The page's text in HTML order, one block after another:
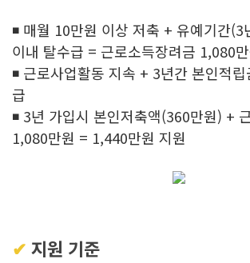
◾ 매월 10만원 이상 저축 + 유예기간(3
이내 탈수급 = 근로소득장려금 1,080
◾ 근로사업활동 지속 + 3년간 본인적
급
◾ 3년 가입시 본인저축액(360만원) +
1,080만원 = 1,440만원 지원
✔︎ 지원 기준